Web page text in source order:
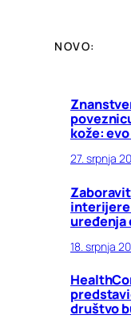
NOVO:
kože:
27. srpnja
uređenja
18. srpnja
društvo